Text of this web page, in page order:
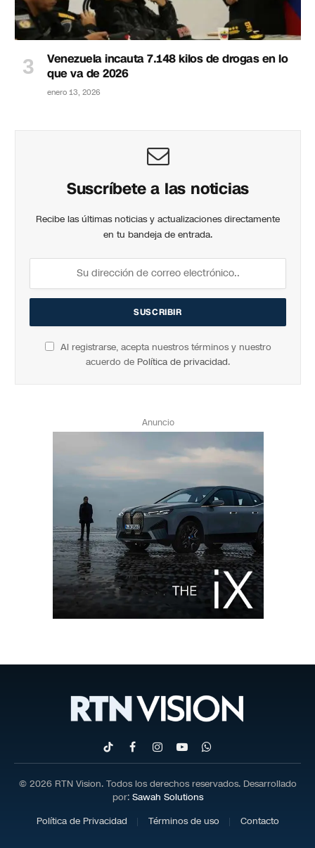
Venezuela incauta 7.148 kilos de drogas en lo
que va de 2026
enero 13, 2026
Suscríbete a las noticias
Recibe las últimas noticias y actualizaciones directamente
en tu bandeja de entrada.
Al registrarse, acepta nuestros términos y nuestro
acuerdo de Política de privacidad.
Anuncio
TikTokFacebookInstagram
YouTubeWhatsApp
© 2026 RTN Vision. Todos los derechos reservados. Desarrollado
por: Sawah Solutions
Política de Privacidad
Términos de uso Contacto